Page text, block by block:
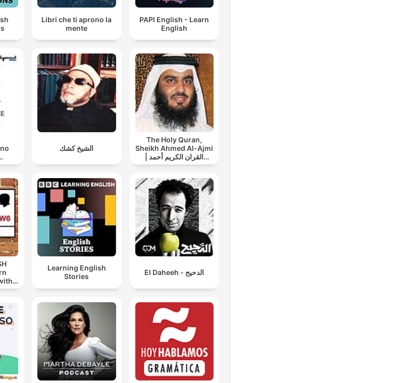
Libri che ti aprono la
mente
PAPI English - Learn
English
الشيخ كشك
The Holy Quran,
Sheikh Ahmed Al-Ajmi
| القران الكريم أحمد
العجمي
Learning English
Stories
El Daheeh - الدحيح